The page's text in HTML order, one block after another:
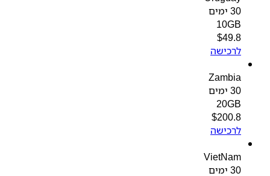
10GB
$49.8
לרכישה
Zambia
20GB
$200.8
לרכישה
VietNam